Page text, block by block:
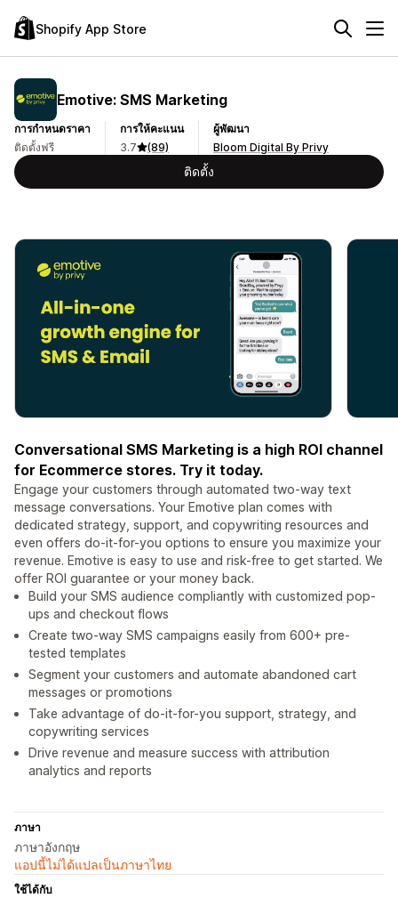
Shopify App Store
Emotive: SMS Marketing
การกำหนดราคา
ติดตั้งฟรี
การให้คะแนน
3.7
(89)
ผู้พัฒนา
Bloom Digital By Privy
ติดตั้ง
Conversational SMS Marketing is a high ROI channel
for Ecommerce stores. Try it today.
Engage your customers through automated two-way text
message conversations. Your Emotive plan comes with
dedicated strategy, support, and copywriting resources and
even offers do-it-for-you options to ensure you maximize your
revenue. Emotive is easy to use and risk-free to get started. We
offer ROI guarantee or your money back.
Build your SMS audience compliantly with customized pop-
ups and checkout flows
Create two-way SMS campaigns easily from 600+ pre-
tested templates
Segment your customers and automate abandoned cart
messages or promotions
Take advantage of do-it-for-you support, strategy, and
copywriting services
Drive revenue and measure success with attribution
analytics and reports
ภาษา
ภาษาอังกฤษ
แอปนี้ไม่ได้แปลเป็นภาษาไทย
ใช้ได้กับ